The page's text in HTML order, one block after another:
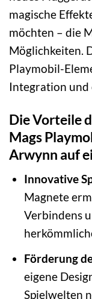
magische
möchten – die
Möglichkeiten.
Playmobil-
Integration und
Die Vorteile
Mags
Arwynn auf
Innovative
Magnete
Verbindens
Förderung
eigene
Spielwelten